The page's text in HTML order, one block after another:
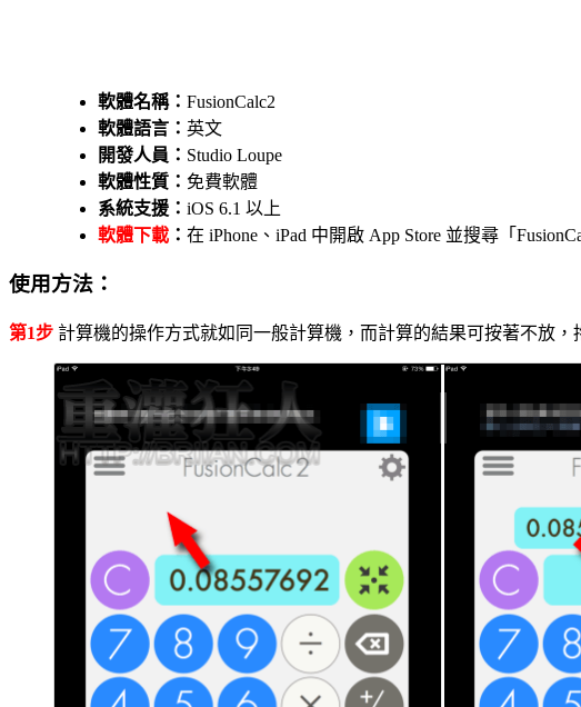
軟體名稱： FusionCalc2
軟體語言： 英文
開發人員： Studio Loupe
軟體性質： 免費軟體
系統支援： iOS 6.1 以上
軟體下載 ： 在 iPhone、iPad 中開啟 App Store 並搜尋「
使用方法：
第1步 計算機的操作方式就如同一般計算機，而計算的結果可按著不放